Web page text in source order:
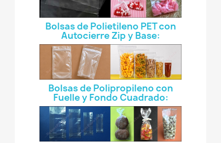
Bolsas de Polietileno PET con
Autocierre Zip y Base:
Bolsas de Polipropileno con
Fuelle y Fondo Cuadrado: